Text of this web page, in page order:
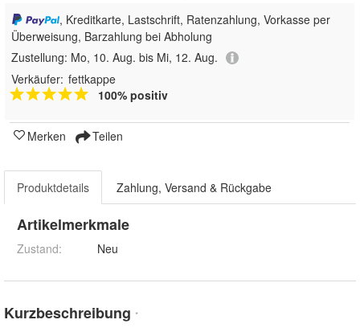
, Kreditkarte, Lastschrift, Ratenzahlung, Vorkasse per
Überweisung, Barzahlung bei Abholung
Zustellung: Mo, 10. Aug. bis Mi, 12. Aug.
Verkäufer: fettkappe
100% positiv
Merken Teilen
Produktdetails Zahlung, Versand & Rückgabe
Artikelmerkmale
Zustand: Neu
Kurzbeschreibung *